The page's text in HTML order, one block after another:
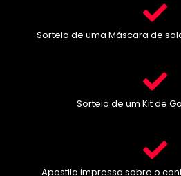
Sorteio de uma Máscara de
Sorteio de um Kit de
Apostila impressa sobre o